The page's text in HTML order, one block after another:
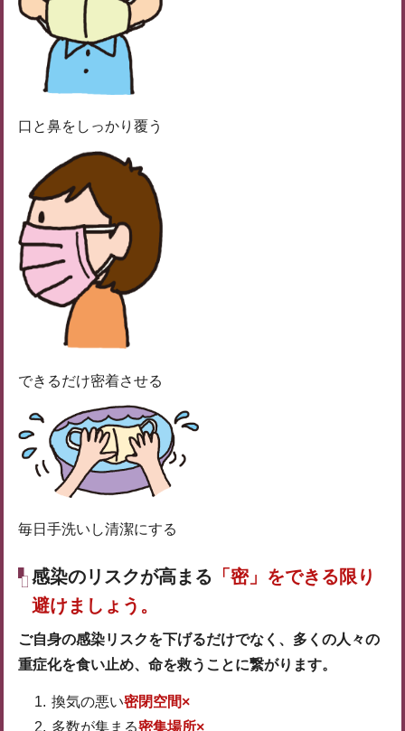
口と鼻をしっかり覆う
できるだけ密着させる
毎日手洗いし清潔にする
感染のリスクが高まる 「密」をできる限り
避けましょう。
ご自身の感染リスクを下げるだけでなく、多くの人々の
重症化を食い止め、命を救うことに繋がります。
換気の悪い密閉空間×
多数が集まる密集場所×